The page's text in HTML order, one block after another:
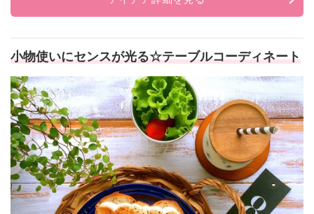
小物使いにセンスが光る☆テーブルコーディネート